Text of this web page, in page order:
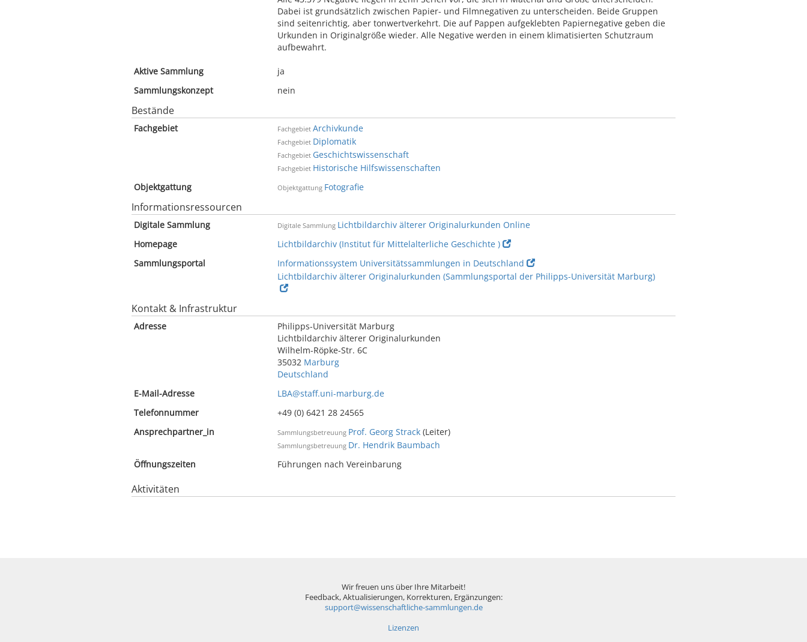
Dabei ist grundsätzlich zwischen Papier- und Filmnegativen zu unterscheiden. Beide Gruppen
sind seitenrichtig, aber tonwertverkehrt. Die auf Pappen aufgeklebten Papiernegative geben die
Urkunden in Originalgröße wieder. Alle Negative werden in einem klimatisierten Schutzraum
aufbewahrt.
Aktive Sammlung
ja
Sammlungskonzept
nein
Bestände
Fachgebiet Fachgebiet Archivkunde
Fachgebiet Diplomatik
Fachgebiet Geschichtswissenschaft
Fachgebiet Historische Hilfswissenschaften
Objektgattung
Objektgattung Fotografie
Informationsressourcen
Digitale Sammlung Digitale Sammlung Lichtbildarchiv älterer Originalurkunden Online
Homepage
Lichtbildarchiv (Institut für Mittelalterliche Geschichte )
Sammlungsportal
Informationssystem Universitätssammlungen in Deutschland
Lichtbildarchiv älterer Originalurkunden (Sammlungsportal der Philipps-Universität Marburg)
Kontakt & Infrastruktur
Adresse
Philipps-Universität Marburg
Lichtbildarchiv älterer Originalurkunden
Wilhelm-Röpke-Str. 6C
35032 Marburg
Deutschland
E-Mail-Adresse
LBA@staff.uni-marburg.de
Telefonnummer
+49 (0) 6421 28 24565
Ansprechpartner_in
Sammlungsbetreuung Prof. Georg Strack(Leiter)
Sammlungsbetreuung Dr. Hendrik Baumbach
Öffnungszeiten
Führungen nach Vereinbarung
Aktivitäten
Wir freuen uns über Ihre Mitarbeit!
Feedback, Aktualisierungen, Korrekturen, Ergänzungen:
support@wissenschaftliche-sammlungen.de
Lizenzen